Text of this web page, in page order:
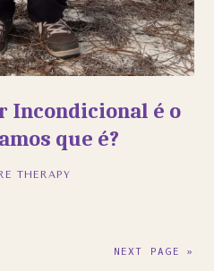
Incondicional é o
que é?
THERAPY
NEXT PAGE »